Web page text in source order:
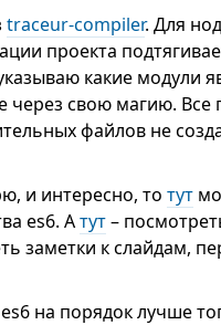
traceur-compiler. Для
проекта
какие модули
через свою магию. Все
файлов не
и интересно, тотут
es6. Атут–
заметки к слайдам,
на порядок лучше